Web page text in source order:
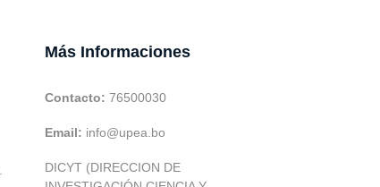
Más Informaciones
Contacto: 76500030
Email: info@upea.bo
DICYT (DIRECCION DE